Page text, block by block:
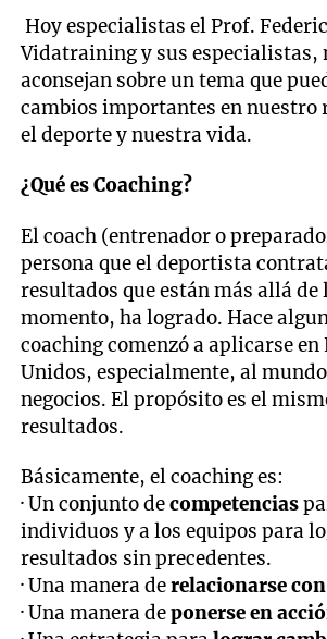
Hoy especialistas el Prof.
Vidatraining y sus especialistas,
aconsejan sobre un tema que
cambios importantes en nuestro
el deporte y nuestra vida.
¿Qué es Coaching?
El coach (entrenador o
persona que el deportista
resultados que están más allá de
momento, ha logrado. Hace
coaching comenzó a aplicarse en
Unidos, especialmente, al
negocios. El propósito es el
resultados.
Básicamente, el coaching es:
· Un conjunto decompetencias
individuos y a los equipos para
resultados sin precedentes.
· Una manera derelacionarse
· Una manera deponerse en